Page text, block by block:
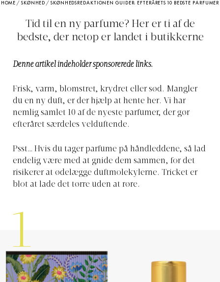
HOME / SKØNHED / SKØNHEDSREDAKTIONEN GUIDER: EFTERÅRETS 10 BEDSTE PARFUMER
Tid til en ny parfume? Her er ti af de
bedste, der netop er landet i butikkerne
Denne artikel indeholder sponsorerede links.
Frisk, varm, blomstret, krydret eller sød. Mangler
du en ny duft, er der hjælp at hente her. Vi har
nemlig samlet 10 af de nyeste parfumer, der gør
efteråret særdeles velduftende.
Psst… Hvis du tager parfume på håndleddene, så lad
endelig være med at gnide dem sammen, for det
risikerer at ødelægge duftmolekylerne. Tricket er
blot at lade det tørre uden at røre.
1